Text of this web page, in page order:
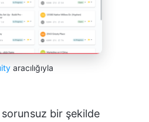
aracılığıyla
bir şekilde